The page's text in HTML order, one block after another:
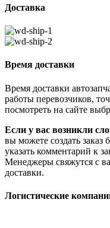
Доставка
Время доставки
Время доставки
работы перевозчиков,
посмотреть на сайте
Если у вас возникли
вы можете создать заказ
указать комментарий к
Менеджеры свяжутся с
доставки.
Логистические